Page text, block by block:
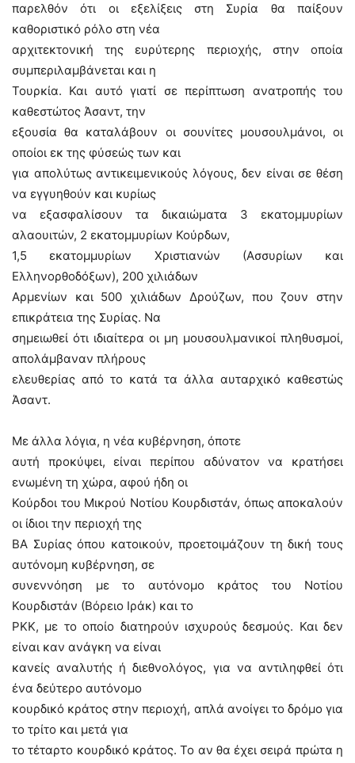
παρελθόν ότι οι εξελίξεις στη Συρία θα παίξουν
καθοριστικό ρόλο στη νέα
αρχιτεκτονική της ευρύτερης περιοχής, στην οποία
συμπεριλαμβάνεται και η
Τουρκία. Και αυτό γιατί σε περίπτωση ανατροπής του
καθεστώτος Άσαντ, την
εξουσία θα καταλάβουν οι σουνίτες μουσουλμάνοι, οι
οποίοι εκ της φύσεώς των και
για απολύτως αντικειμενικούς λόγους, δεν είναι σε θέση
να εγγυηθούν και κυρίως
να εξασφαλίσουν τα δικαιώματα 3 εκατομμυρίων
αλαουιτών, 2 εκατομμυρίων Κούρδων,
1,5 εκατομμυρίων Χριστιανών (Ασσυρίων και
Ελληνορθοδόξων), 200 χιλιάδων
Αρμενίων και 500 χιλιάδων Δρούζων, που ζουν στην
επικράτεια της Συρίας. Να
σημειωθεί ότι ιδιαίτερα οι μη μουσουλμανικοί πληθυσμοί,
απολάμβαναν πλήρους
ελευθερίας από το κατά τα άλλα αυταρχικό καθεστώς
Άσαντ.
Με άλλα λόγια, η νέα κυβέρνηση, όποτε
αυτή προκύψει, είναι περίπου αδύνατον να κρατήσει
ενωμένη τη χώρα, αφού ήδη οι
Κούρδοι του Μικρού Νοτίου Κουρδιστάν, όπως αποκαλούν
οι ίδιοι την περιοχή της
ΒΑ Συρίας όπου κατοικούν, προετοιμάζουν τη δική τους
αυτόνομη κυβέρνηση, σε
συνεννόηση με το αυτόνομο κράτος του Νοτίου
Κουρδιστάν (Βόρειο Ιράκ) και το
ΡΚΚ, με το οποίο διατηρούν ισχυρούς δεσμούς. Και δεν
είναι καν ανάγκη να είναι
κανείς αναλυτής ή διεθνολόγος, για να αντιληφθεί ότι
ένα δεύτερο αυτόνομο
κουρδικό κράτος στην περιοχή, απλά ανοίγει το δρόμο για
το τρίτο και μετά για
το τέταρτο κουρδικό κράτος. Το αν θα έχει σειρά πρώτα η